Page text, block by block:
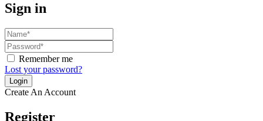
Sign in
Remember me
Lost your password?
Create An Account
Register